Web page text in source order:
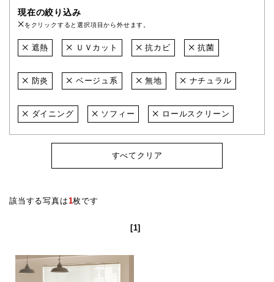
現在の絞り込み
をクリックすると選択項目から外せます。
遮熱 ＵＶカット 抗カビ 抗菌
防炎 ベージュ系 無地 ナチュラル
ダイニング ソフィー ロールスクリーン
すべてクリア
該当する写真は1枚です
[1]